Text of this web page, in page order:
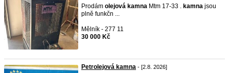
Prodám olejová kamna Mtm 17-33 . kamna jsou
plně funkčn ...
Mělník - 277 11
30 000 Kč
Petrolejová kamna - [2.8. 2026]